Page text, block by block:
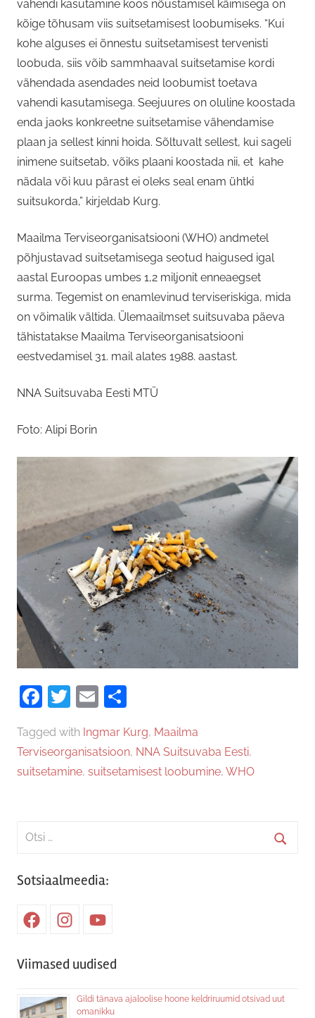
vahendi kasutamine koos nõustamisel käimisega on
kõige tõhusam viis suitsetamisest loobumiseks. “Kui
kohe alguses ei õnnestu suitsetamisest tervenisti
loobuda, siis võib sammhaaval suitsetamise kordi
vähendada asendades neid loobumist toetava
vahendi kasutamisega. Seejuures on oluline koostada
enda jaoks konkreetne suitsetamise vähendamise
plaan ja sellest kinni hoida. Sõltuvalt sellest, kui sageli
inimene suitsetab, võiks plaani koostada nii, et kahe
nädala või kuu pärast ei oleks seal enam ühtki
suitsukorda,” kirjeldab Kurg.
Maailma Terviseorganisatsiooni (WHO) andmetel
põhjustavad suitsetamisega seotud haigused igal
aastal Euroopas umbes 1,2 miljonit enneaegset
surma. Tegemist on enamlevinud terviseriskiga, mida
on võimalik vältida. Ülemaailmset suitsuvaba päeva
tähistatakse Maailma Terviseorganisatsiooni
eestvedamisel 31. mail alates 1988. aastast.
NNA Suitsuvaba Eesti MTÜ
Foto: Alipi Borin
Facebook
Twitter
Email
Tagged with Ingmar Kurg, Maailma
Terviseorganisatsioon, NNA Suitsuvaba Eesti,
suitsetamine, suitsetamisest loobumine, WHO
Search
Sotsiaalmeedia:
FacebookInstagramYoutube
Viimased uudised
Gildi tänava ajaloolise hoone keldriruumid otsivad uut
omanikku